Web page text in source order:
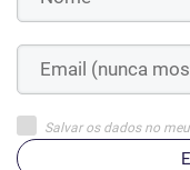
Salvar os dados no